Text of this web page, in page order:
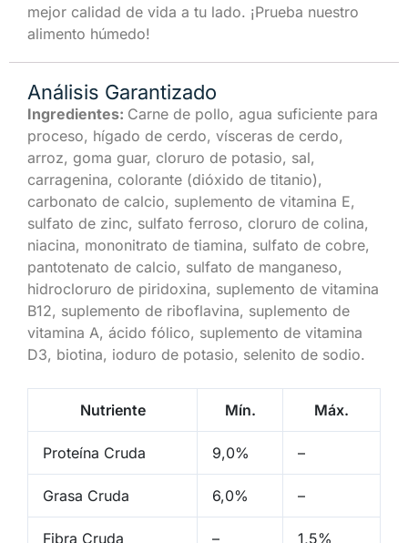
mejor calidad de vida a tu lado. ¡Prueba nuestro
alimento húmedo!
Análisis Garantizado
Ingredientes: Carne de pollo, agua suficiente para
proceso, hígado de cerdo, vísceras de cerdo,
arroz, goma guar, cloruro de potasio, sal,
carragenina, colorante (dióxido de titanio),
carbonato de calcio, suplemento de vitamina E,
sulfato de zinc, sulfato ferroso, cloruro de colina,
niacina, mononitrato de tiamina, sulfato de cobre,
pantotenato de calcio, sulfato de manganeso,
hidrocloruro de piridoxina, suplemento de vitamina
B12, suplemento de riboflavina, suplemento de
vitamina A, ácido fólico, suplemento de vitamina
D3, biotina, ioduro de potasio, selenito de sodio.
Nutriente Mín. Máx.
Proteína Cruda 9,0% –
Grasa Cruda 6,0% –
Fibra Cruda – 1,5%